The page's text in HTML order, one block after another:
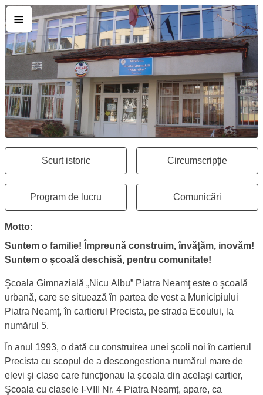
Școala Gimnazială „Nicu Albu” Piatra
Pagina „Prezentare”
≡
Scurt istoric
Se deschide în aceeași fereastră
Circumscripție
Se deschide în
Program de lucru
Se deschide în aceeași fereastră
Comunicări
Se deschide în
Motto:
Suntem o familie! Împreună construim, învățăm, inovăm!
Suntem o școală deschisă, pentru comunitate!
Scurtă prezentare
Şcoala Gimnazială „Nicu Albu” Piatra Neamţ este o şcoală
urbană, care se situează în partea de vest a Municipiului
Piatra Neamţ, în cartierul Precista, pe strada Ecoului, la
numărul 5.
În anul 1993, o dată cu construirea unei şcoli noi în cartierul
Precista cu scopul de a descongestiona numărul mare de
elevi şi clase care funcţionau la școala din acelaşi cartier,
Şcoala cu clasele I-VIII Nr. 4 Piatra Neamț, apare, ca